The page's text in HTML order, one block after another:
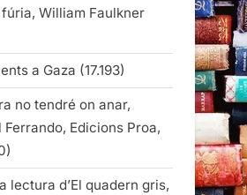
William Faulkner
a Gaza (17.193)
no tendré on anar,
Ferrando, Edicions Proa,
lectura d’El quadern gris,